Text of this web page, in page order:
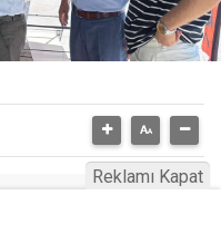
Reklamı Kapat